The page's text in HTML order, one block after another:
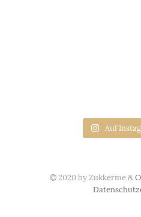
Auf
© 2020 by Zukkerme &